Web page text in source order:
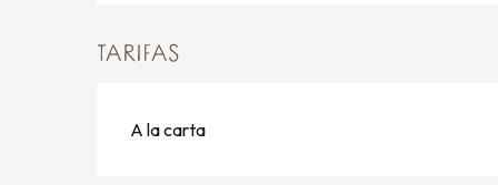
TARIFAS
A la carta